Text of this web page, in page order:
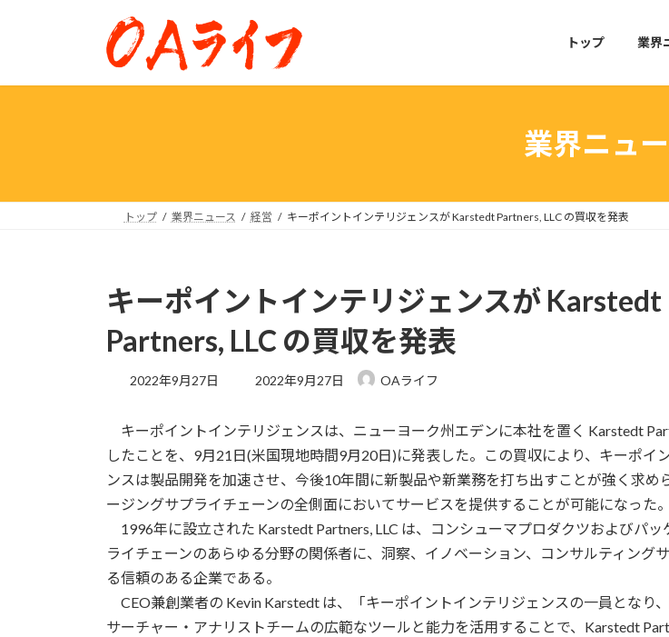
プ
動
トップ 業界
業界ニュ
トップ 業界ニュース 経営 キーポイントインテリジェンスが Karstedt Partners, LLC の買収を発表
キーポイントインテリジェンスが Karstedt
Partners, LLC の買収を発表
2022年9月27日
最
新
日
時
:
2022年9月27日 OAライフ
キーポイントインテリジェンスは、ニューヨーク州エデンに本社を置く Karstedt
したことを、9月21日(米国現地時間9月20日)に発表した。この買収により、キーポイ
ンスは製品開発を加速させ、今後10年間に新製品や新業務を打ち出すことが強く求め
ージングサプライチェーンの全側面においてサービスを提供することが可能になった。
1996年に設立された Karstedt Partners, LLC は、コンシューマプロダクツおよびパッ
ライチェーンのあらゆる分野の関係者に、洞察、イノベーション、コンサルティング
る信頼のある企業である。
CEO兼創業者の Kevin Karstedt は、「キーポイントインテリジェンスの一員となり
サーチャー・アナリストチームの広範なツールと能力を活用することで、Karstedt